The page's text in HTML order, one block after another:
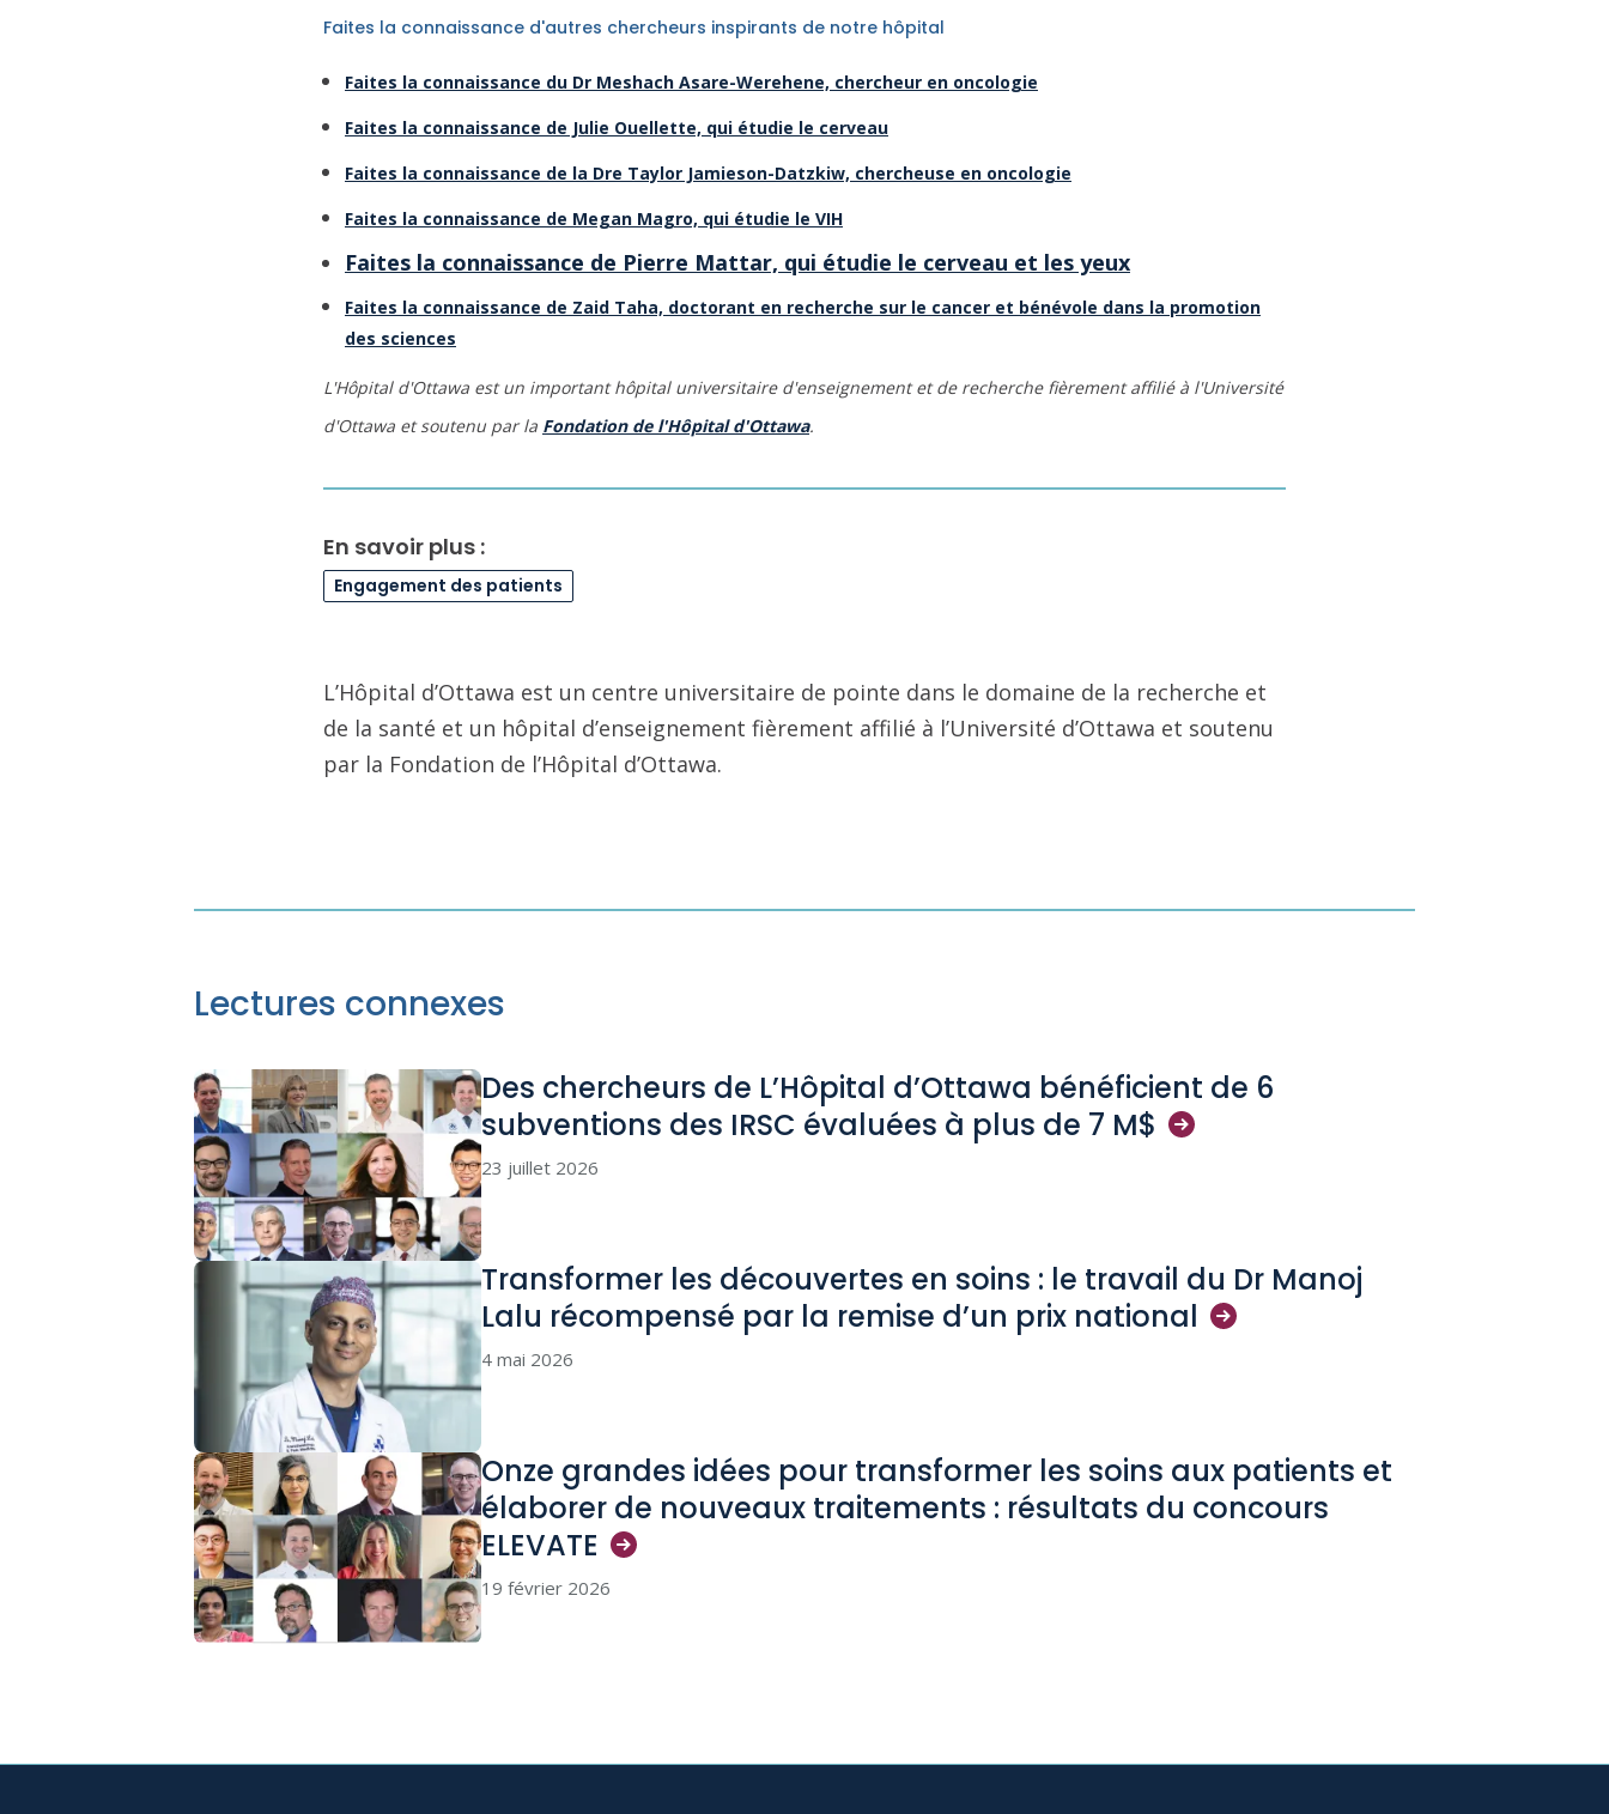
Faites la connaissance d'autres chercheurs inspirants de notre hôpital
Faites la connaissance du Dr Meshach Asare-Werehene, chercheur en oncologie
Faites la connaissance de Julie Ouellette, qui étudie le cerveau
Faites la connaissance de la Dre Taylor Jamieson-Datzkiw, chercheuse en oncologie
Faites la connaissance de Megan Magro, qui étudie le VIH
Faites la connaissance de Pierre Mattar, qui étudie le cerveau et les yeux
Faites la connaissance de Zaid Taha, doctorant en recherche sur le cancer et bénévole dans la promotion
des sciences
L'Hôpital d'Ottawa est un important hôpital universitaire d'enseignement et de recherche fièrement affilié à l'Université
d'Ottawa et soutenu par la Fondation de l'Hôpital d'Ottawa.
En savoir plus :
Engagement des patients
L’Hôpital d’Ottawa est un centre universitaire de pointe dans le domaine de la recherche et
de la santé et un hôpital d’enseignement fièrement affilié à l’Université d’Ottawa et soutenu
par la Fondation de l’Hôpital d’Ottawa.
Lectures connexes
Des chercheurs de L’Hôpital d’Ottawa bénéficient de 6
subventions des IRSC évaluées à plus de 7 M$
23 juillet 2026
Transformer les découvertes en soins : le travail du Dr Manoj
Lalu récompensé par la remise d’un prix national
4 mai 2026
Onze grandes idées pour transformer les soins aux patients et
élaborer de nouveaux traitements : résultats du concours
ELEVATE
19 février 2026